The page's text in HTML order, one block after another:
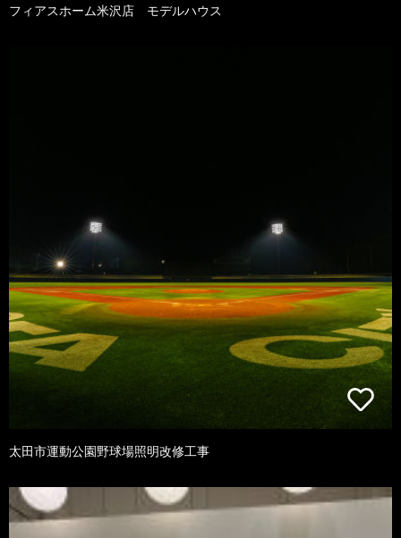
フィアスホーム米沢店 モデルハウス
太田市運動公園野球場照明改修工事